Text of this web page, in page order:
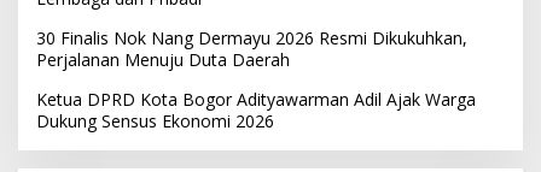
30 Finalis Nok Nang Dermayu 2026 Resmi Dikukuhkan,
Perjalanan Menuju Duta Daerah
Ketua DPRD Kota Bogor Adityawarman Adil Ajak Warga
Dukung Sensus Ekonomi 2026